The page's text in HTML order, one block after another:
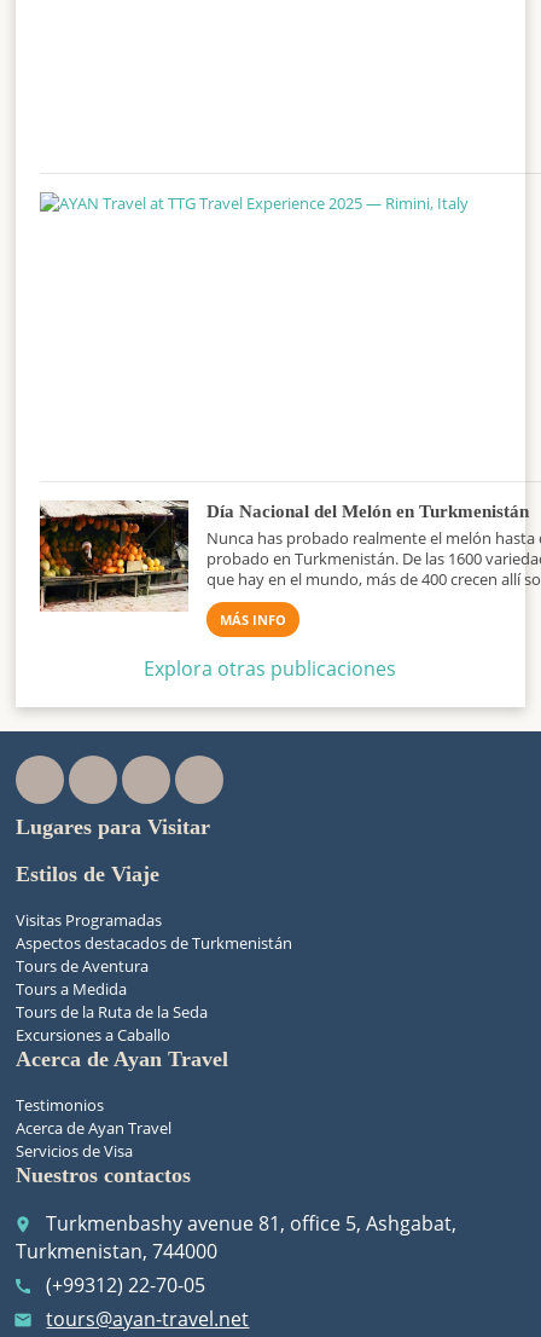
Día Nacional del Melón en Turkmenistán
Nunca has probado realmente el melón hasta
probado en Turkmenistán. De las 1600
que hay en el mundo, más de 400 crecen allí
MÁS INFO
Explora otras publicaciones
Lugares para Visitar
Estilos de Viaje
Visitas Programadas
Aspectos destacados de Turkmenistán
Tours de Aventura
Tours a Medida
Tours de la Ruta de la Seda
Excursiones a Caballo
Acerca de Ayan Travel
Testimonios
Acerca de Ayan Travel
Servicios de Visa
Nuestros contactos
place
Turkmenbashy avenue 81, office 5, Ashgabat,
Turkmenistan, 744000
call (+99312) 22-70-05
email tours@ayan-travel.net